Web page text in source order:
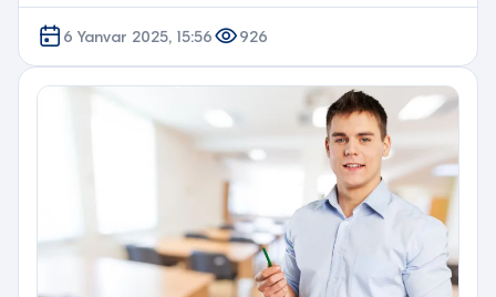
6 Yanvar 2025, 15:56
926